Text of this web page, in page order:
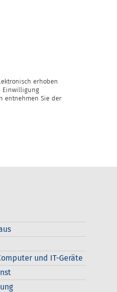
erhoben
Einwilligung
entnehmen Sie der
und IT-Geräte